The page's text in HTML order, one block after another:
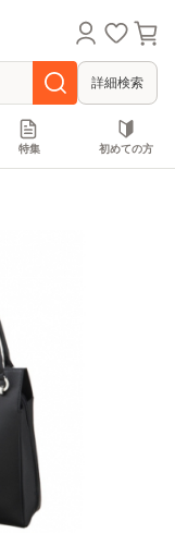
詳細検索
特集 初めての方